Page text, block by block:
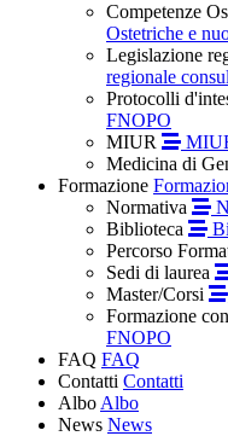
Competenze
Ostetriche e
Legislazione
regionale
Protocolli
FNOPO
MIUR
Medicina di
Formazione
Normativa
Biblioteca
Percorso
Sedi di laurea
Master/Corsi
Formazione
FNOPO
FAQ FAQ
Contatti Contatti
Albo Albo
News News